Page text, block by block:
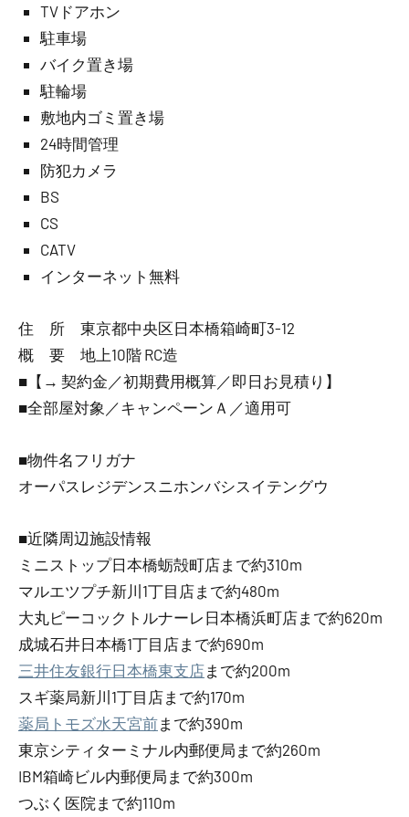
TVドアホン
駐車場
バイク置き場
駐輪場
敷地内ゴミ置き場
24時間管理
防犯カメラ
BS
CS
CATV
インターネット無料
住 所 東京都中央区日本橋箱崎町3-12
概 要 地上10階 RC造
■【→ 契約金／初期費用概算／即日お見積り】
■全部屋対象／キャンペーンＡ／適用可
■物件名フリガナ
オーパスレジデンスニホンバシスイテングウ
■近隣周辺施設情報
ミニストップ日本橋蛎殻町店まで約310m
マルエツプチ新川1丁目店まで約480m
大丸ピーコックトルナーレ日本橋浜町店まで約620m
成城石井日本橋1丁目店まで約690m
三井住友銀行日本橋東支店まで約200m
スギ薬局新川1丁目店まで約170m
薬局トモズ水天宮前まで約390m
東京シティターミナル内郵便局まで約260m
IBM箱崎ビル内郵便局まで約300m
つぶく医院まで約110m